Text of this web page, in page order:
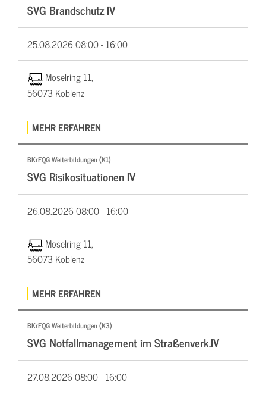
SVG Brandschutz IV
25.08.202608:00 - 16:00
Moselring 11,
56073 Koblenz
MEHR ERFAHREN
BKrFQG Weiterbildungen (K1)
SVG Risikosituationen IV
26.08.202608:00 - 16:00
Moselring 11,
56073 Koblenz
MEHR ERFAHREN
BKrFQG Weiterbildungen (K3)
SVG Notfallmanagement im Straßenverk.IV
27.08.202608:00 - 16:00